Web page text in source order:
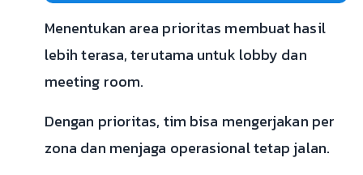
Menentukan area prioritas membuat hasil
lebih terasa, terutama untuk lobby dan
meeting room.
Dengan prioritas, tim bisa mengerjakan per
zona dan menjaga operasional tetap jalan.